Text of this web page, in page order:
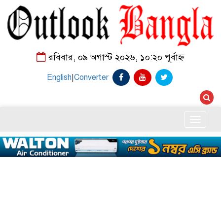
রবিবার, ০৯ অগাস্ট ২০২৬, ১০:২০ পূর্বাহ্ন
English|Converter